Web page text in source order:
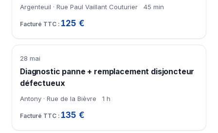
Argenteuil · Rue Paul Vaillant Couturier 45 min
125 €
28 mai
Diagnostic panne + remplacement disjoncteur
défectueux
Antony · Rue de la Bièvre 1 h
135 €